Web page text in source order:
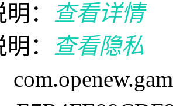
：
查看详情
：
查看隐私